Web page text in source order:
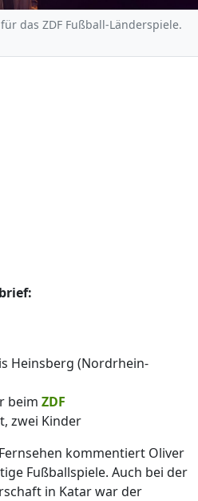
das ZDF Fußball-Länderspiele.
Heinsberg (Nordrhein-
beim ZDF
zwei Kinder
kommentiert Oliver
Fußballspiele. Auch bei der
in Katar war der